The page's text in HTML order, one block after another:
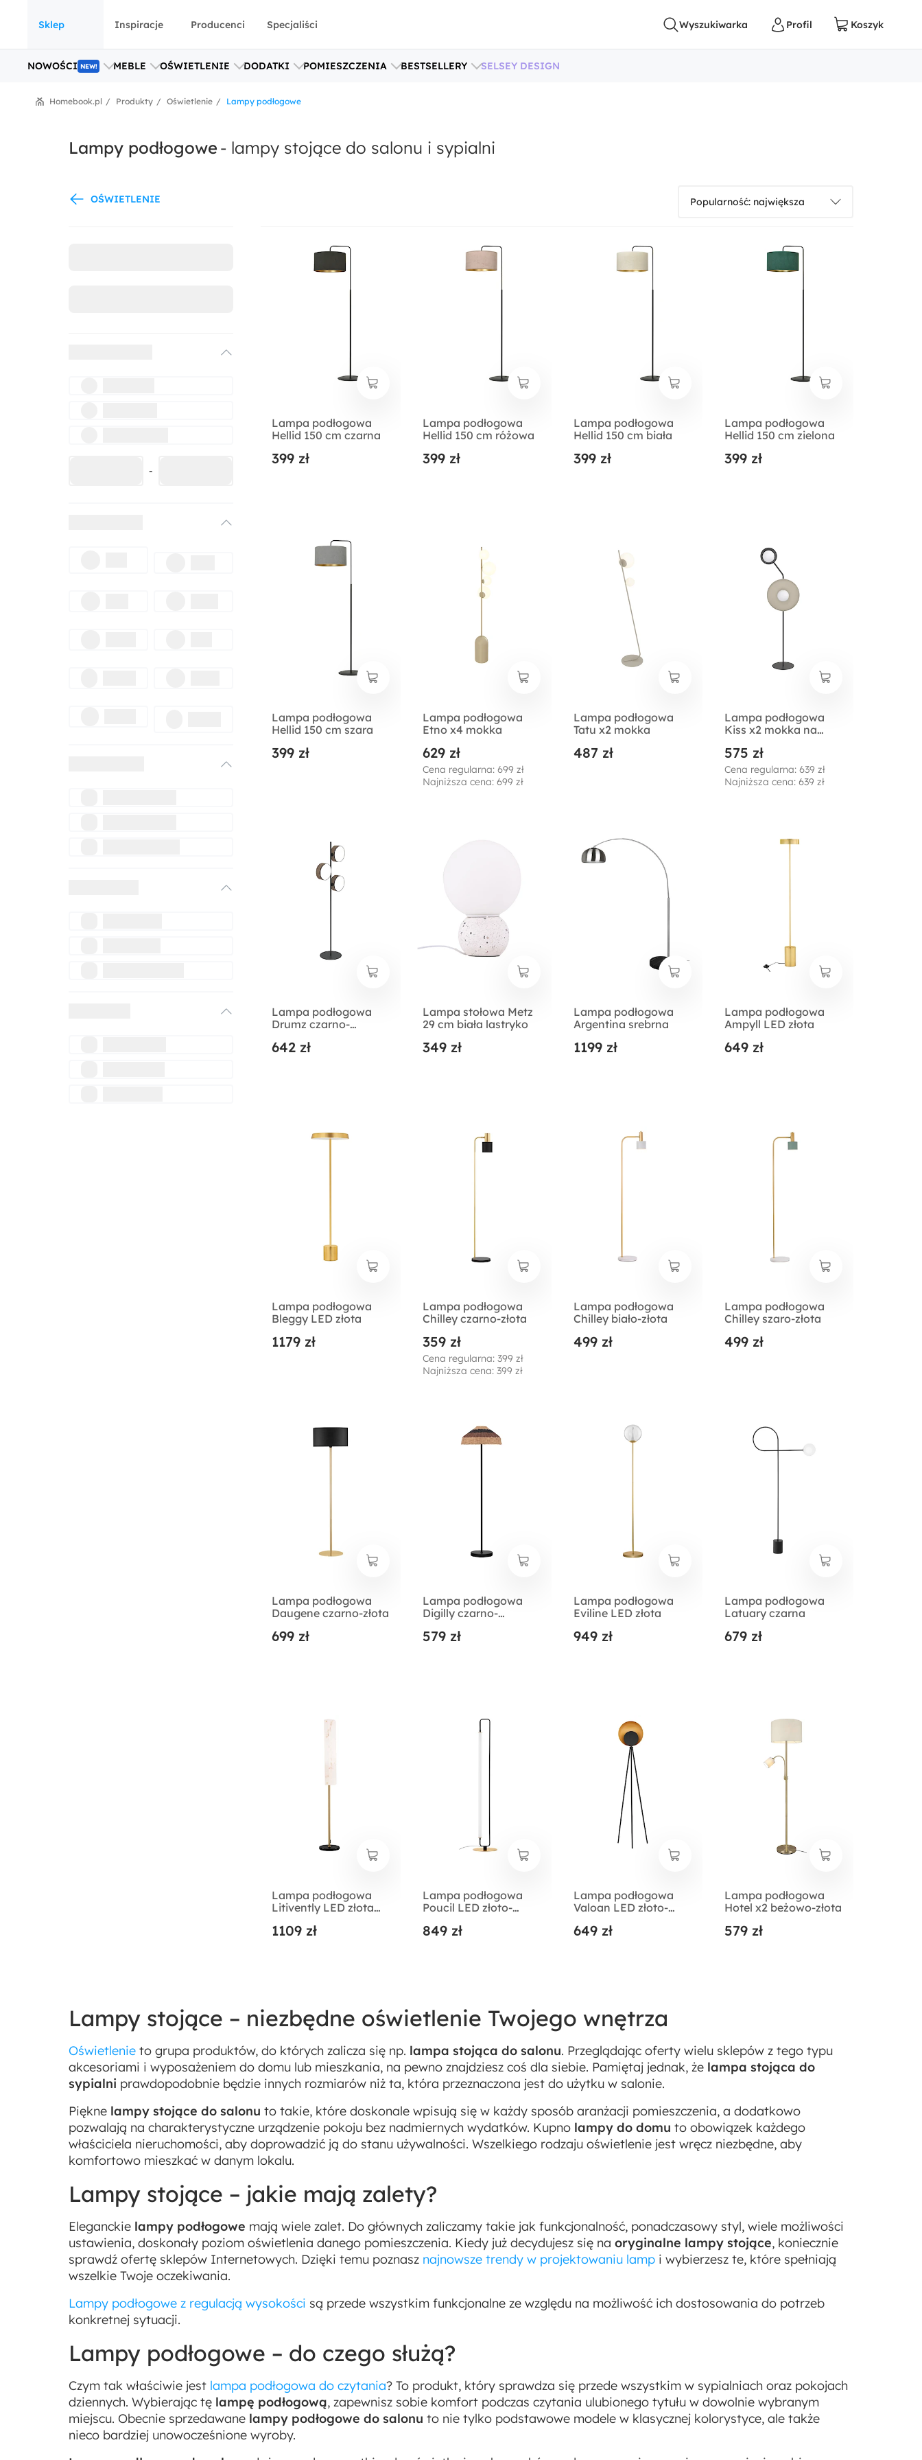
Sklep
NOWOŚCI NEW! MEBLE OŚWIETLENIE DODATKI POMIESZCZENIA BESTSELLERY SELSEY DESIGN
Inspiracje Producenci Specjaliści
Lampy podłogowe
Oświetlenie
Produkty
Homebook.pl
Lampy podłogowe - lampy stojące do salonu i sypialni
Lampa podłogowa
Hellid 150 cm czarna
399 zł
Lampa podłogowa
Hellid 150 cm różowa
399 zł
Lampa podłogowa
Hellid 150 cm biała
399 zł
Lampa podłogowa
Hellid 150 cm zielona
399 zł
Lampa podłogowa
Hellid 150 cm szara
399 zł
Lampa podłogowa
Etno x4 mokka
629 zł
Cena regularna: 699 zł
Najniższa cena: 699 zł
Lampa podłogowa
Tatu x2 mokka
487 zł
Lampa podłogowa
Kiss x2 mokka na
575 zł
Cena regularna: 639 zł
Najniższa cena: 639 zł
Lampa podłogowa
Drumz czarno-
642 zł
Lampa stołowa Metz
29 cm biała lastryko
349 zł
Lampa podłogowa
Argentina srebrna
1199 zł
Lampa podłogowa
Ampyll LED złota
649 zł
Lampa podłogowa
Bleggy LED złota
1179 zł
Lampa podłogowa
Chilley czarno-złota
359 zł
Cena regularna: 399 zł
Najniższa cena: 399 zł
Lampa podłogowa
Chilley biało-złota
499 zł
Lampa podłogowa
Chilley szaro-złota
499 zł
Lampa podłogowa
Daugene czarno-złota
699 zł
Lampa podłogowa
Digilly czarno-
579 zł
Lampa podłogowa
Eviline LED złota
949 zł
Lampa podłogowa
Latuary czarna
679 zł
Lampa podłogowa
Litivently LED złota
1109 zł
Lampa podłogowa
Poucil LED złoto-
849 zł
Lampa podłogowa
Valoan LED złoto-
649 zł
Lampa podłogowa
Hotel x2 beżowo-złota
579 zł
OŚWIETLENIE
-
Lampy stojące – niezbędne oświetlenie Twojego wnętrza
Oświetlenie to grupa produktów, do których zalicza się np. lampa stojąca do salonu. Przeglądając oferty wielu sklepów z tego typu
akcesoriami i wyposażeniem do domu lub mieszkania, na pewno znajdziesz coś dla siebie. Pamiętaj jednak, że lampa stojąca do
sypialni prawdopodobnie będzie innych rozmiarów niż ta, która przeznaczona jest do użytku w salonie.
Piękne lampy stojące do salonu to takie, które doskonale wpisują się w każdy sposób aranżacji pomieszczenia, a dodatkowo
pozwalają na charakterystyczne urządzenie pokoju bez nadmiernych wydatków. Kupno lampy do domu to obowiązek każdego
właściciela nieruchomości, aby doprowadzić ją do stanu używalności. Wszelkiego rodzaju oświetlenie jest wręcz niezbędne, aby
komfortowo mieszkać w danym lokalu.
Lampy stojące – jakie mają zalety?
Eleganckie lampy podłogowe mają wiele zalet. Do głównych zaliczamy takie jak funkcjonalność, ponadczasowy styl, wiele możliwości
ustawienia, doskonały poziom oświetlenia danego pomieszczenia. Kiedy już decydujesz się na oryginalne lampy stojące, koniecznie
sprawdź ofertę sklepów Internetowych. Dzięki temu poznasz najnowsze trendy w projektowaniu lamp i wybierzesz te, które spełniają
wszelkie Twoje oczekiwania.
Lampy podłogowe z regulacją wysokości są przede wszystkim funkcjonalne ze względu na możliwość ich dostosowania do potrzeb
konkretnej sytuacji.
Lampy podłogowe – do czego służą?
Czym tak właściwie jest lampa podłogowa do czytania? To produkt, który sprawdza się przede wszystkim w sypialniach oraz pokojach
dziennych. Wybierając tę lampę podłogową, zapewnisz sobie komfort podczas czytania ulubionego tytułu w dowolnie wybranym
miejscu. Obecnie sprzedawane lampy podłogowe do salonu to nie tylko podstawowe modele w klasycznej kolorystyce, ale także
nieco bardziej unowocześnione wyroby.